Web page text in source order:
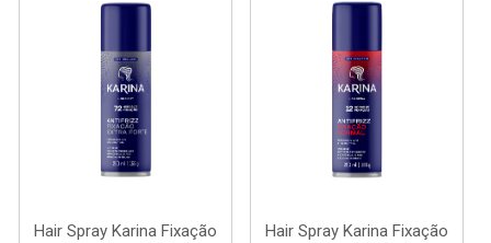
Hair Spray Karina Fixação
Hair Spray Karina Fixação